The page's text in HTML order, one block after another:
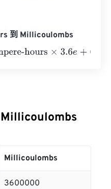
到 Millicoulombs
×3.6e+ 6= 36000000
Millicoulombs
3600000